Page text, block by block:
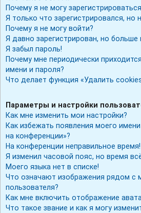
Почему я не могу
Я только что зарегистрировался, но
Почему я не могу войти?
Я давно зарегистрирован, но больше
Я забыл пароль!
Почему мне периодически
имени и пароля?
Что делает функция «Удалить
Параметры и настройки
Как мне изменить мои настройки?
Как избежать появления моего
на конференции»?
На конференции неправильное время!
Я изменил часовой пояс, но время
Моего языка нет в списке!
Что означают изображения рядом с
пользователя?
Как мне включить отображение
Что такое звание и как я могу